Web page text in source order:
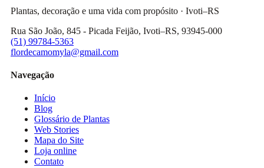
Plantas, decoração e uma vida com propósito · Ivoti–RS
Rua São João, 845 - Picada Feijão, Ivoti–RS, 93945-000
(51) 99784-5363
flordecamomyla@gmail.com
Navegação
Início
Blog
Glossário de Plantas
Web Stories
Mapa do Site
Loja online
Contato